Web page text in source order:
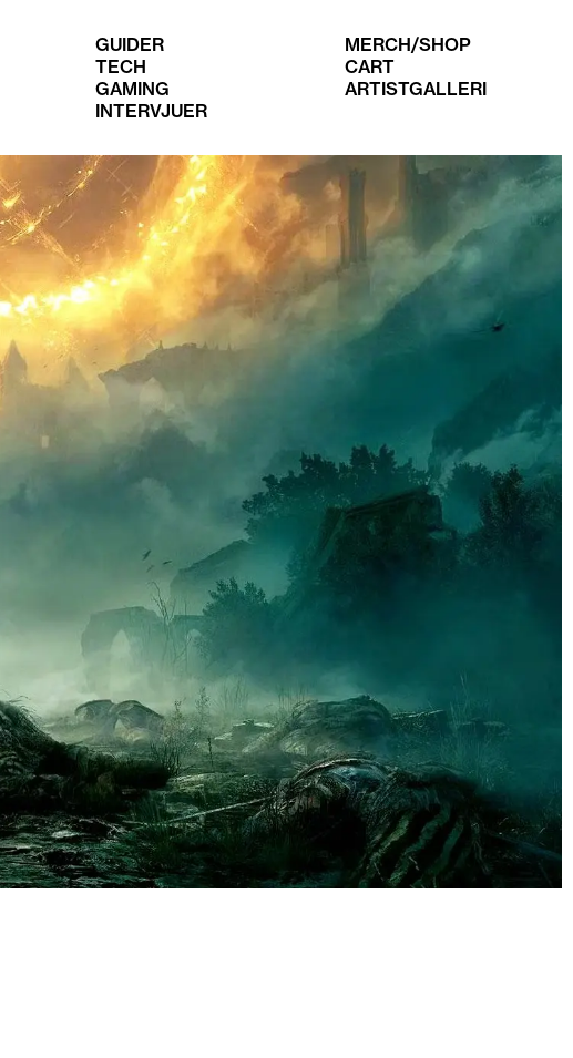
GUIDER
TECH
GAMING
INTERVJUER
MERCH/SHOP
CART
ARTISTGALLERI